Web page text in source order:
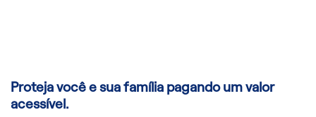
Proteja você e sua família pagando um valor
acessível.